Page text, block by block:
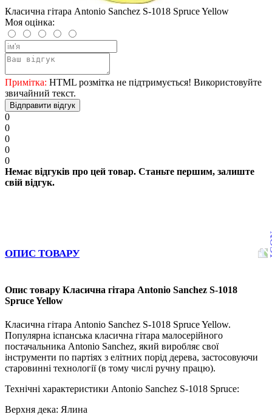
Класична гітара Antonio Sanchez S-1018 Spruce Yellow
Моя оцінка:
Примітка: HTML розмітка не підтримується! Використовуйте
звичайний текст.
Відправити відгук
0
0
0
0
0
Немає відгуків про цей товар. Станьте першим, залиште
свій відгук.
ОПИС ТОВАРУ
Опис товару Класична гітара Antonio Sanchez S-1018
Spruce Yellow
Класична гітара Antonio Sanchez S-1018 Spruce Yellow.
Популярна іспанська класична гітара малосерійного
постачальника Antonio Sanchez, який виробляє свої
інструменти по партіях з елітних порід дерева, застосовуючи
старовинні технології (в тому числі ручну працю).
Технічні характеристики Antonio Sanchez S-1018 Spruce:
Верхня дека: Ялина